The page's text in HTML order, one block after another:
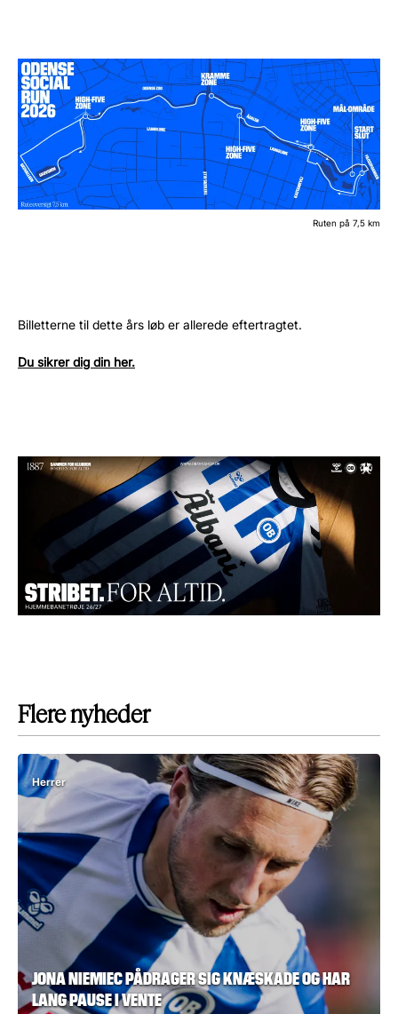
Ruten på 7,5 km
Billetterne til dette års løb er allerede eftertragtet.
Du sikrer dig din her.
Flere nyheder
Herrer
JONA NIEMIEC PÅDRAGER SIG KNÆSKADE OG HAR
LANG PAUSE I VENTE